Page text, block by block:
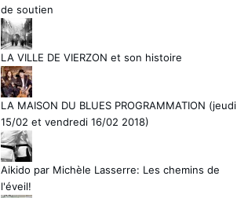
de soutien
LA VILLE DE VIERZON et son histoire
LA MAISON DU BLUES PROGRAMMATION (jeudi
15/02 et vendredi 16/02 2018)
Aikido par Michèle Lasserre: Les chemins de
l'éveil!